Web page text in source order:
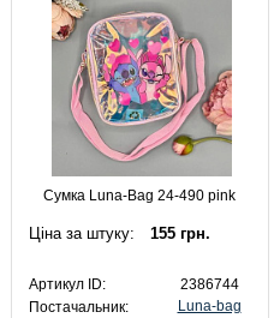
Сумка Luna-Bag 24-490 pink
Ціна за штуку: 155 грн.
Артикул ID:
2386744
Постачальник:
Luna-bag